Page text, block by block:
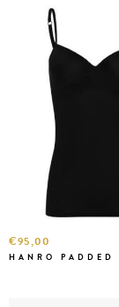
€95,00